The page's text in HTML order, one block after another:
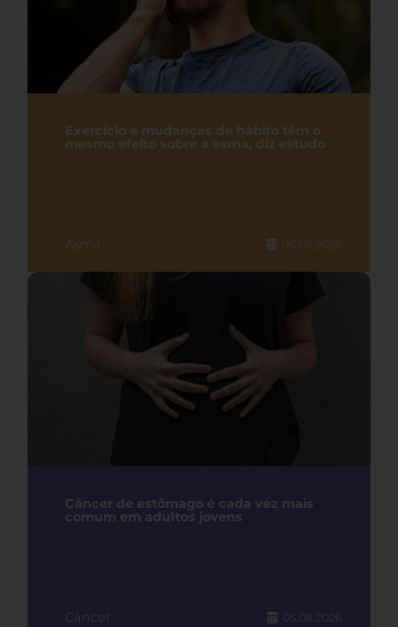
Exercício e mudanças de hábito têm o
mesmo efeito sobre a asma, diz estudo
Asma 06.08.2026
Câncer de estômago é cada vez mais
comum em adultos jovens
Câncer 05.08.2026